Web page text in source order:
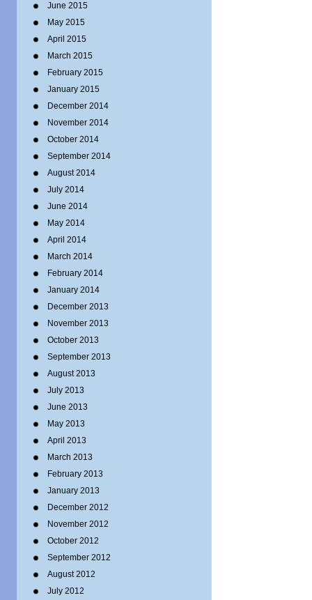
June 2015
May 2015
April 2015
March 2015
February 2015
January 2015
December 2014
November 2014
October 2014
September 2014
August 2014
July 2014
June 2014
May 2014
April 2014
March 2014
February 2014
January 2014
December 2013
November 2013
October 2013
September 2013
August 2013
July 2013
June 2013
May 2013
April 2013
March 2013
February 2013
January 2013
December 2012
November 2012
October 2012
September 2012
August 2012
July 2012